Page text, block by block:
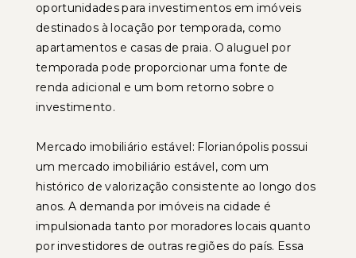
oportunidades para investimentos em imóveis
destinados à locação por temporada, como
apartamentos e casas de praia. O aluguel por
temporada pode proporcionar uma fonte de
renda adicional e um bom retorno sobre o
investimento.
Mercado imobiliário estável: Florianópolis possui
um mercado imobiliário estável, com um
histórico de valorização consistente ao longo dos
anos. A demanda por imóveis na cidade é
impulsionada tanto por moradores locais quanto
por investidores de outras regiões do país. Essa